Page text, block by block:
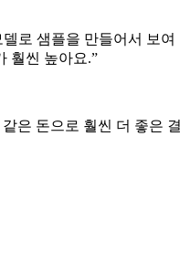
로 샘플을 만들어서 보여
훨씬 높아요.”
은 돈으로 훨씬 더 좋은 결